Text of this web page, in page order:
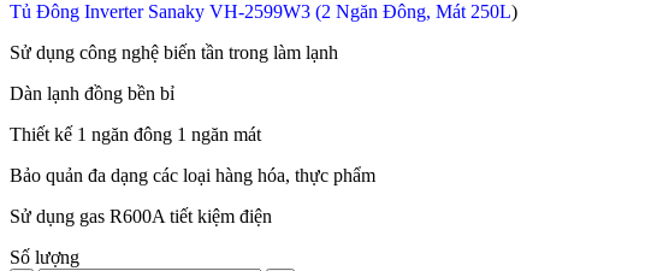
Tủ Đông Inverter Sanaky VH-2599W3 (2 Ngăn Đông, Mát 250L)
Sử dụng công nghệ biến tần trong làm lạnh
Dàn lạnh đồng bền bỉ
Thiết kế 1 ngăn đông 1 ngăn mát
Bảo quản đa dạng các loại hàng hóa, thực phẩm
Sử dụng gas R600A tiết kiệm điện
Số lượng